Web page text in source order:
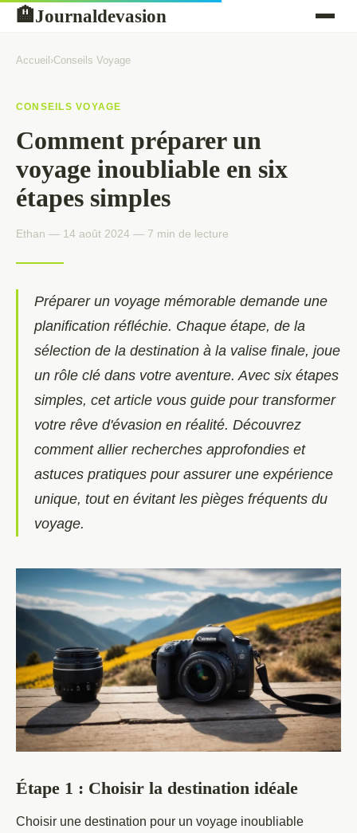
🏨Journaldevasion
Accueil ›Conseils Voyage
CONSEILS VOYAGE
Comment préparer un
voyage inoubliable en six
étapes simples
Ethan — 14 août 2024 — 7 min de lecture
Préparer un voyage mémorable demande une
planification réfléchie. Chaque étape, de la
sélection de la destination à la valise finale, joue
un rôle clé dans votre aventure. Avec six étapes
simples, cet article vous guide pour transformer
votre rêve d'évasion en réalité. Découvrez
comment allier recherches approfondies et
astuces pratiques pour assurer une expérience
unique, tout en évitant les pièges fréquents du
voyage.
Étape 1 : Choisir la destination idéale
Choisir une destination pour un voyage inoubliable